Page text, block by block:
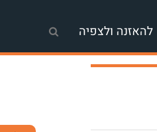
להאזנה ולצפיה